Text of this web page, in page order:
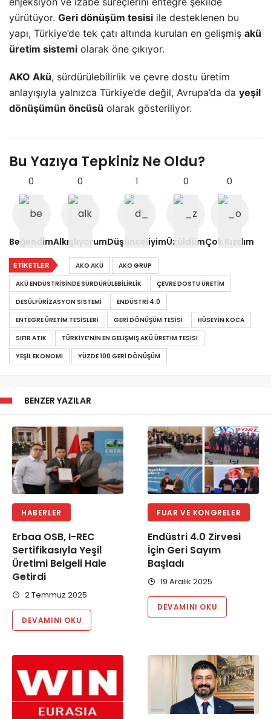
yürütüyor. Geri dönüşüm tesisi ile desteklenen bu
yapı, Türkiye’de tek çatı altında kurulan en gelişmiş akü
üretim sistemi olarak öne çıkıyor.
AKO Akü, sürdürülebilirlik ve çevre dostu üretim
anlayışıyla yalnızca Türkiye’de değil, Avrupa’da da yeşil
dönüşümün öncüsü olarak gösteriliyor.
Bu Yazıya Tepkiniz Ne Oldu?
0
Beğendim
0
Alkışlıyorum
1
Düşünceliyim
0
Üzüldüm
0
Çok Kızdım
ETIKETLER AKO AKÜ
AKO GRUP
AKÜ ENDÜSTRISINDE SÜRDÜRÜLEBILIRLIK
ÇEVRE DOSTU ÜRETIM
DESÜLFÜRIZASYON SISTEMI
ENDÜSTRI 4.0
ENTEGRE ÜRETIM TESISLERI
GERI DÖNÜŞÜM TESISI
HÜSEYIN KOCA
SIFIR ATIK
TÜRKIYE’NIN EN GELIŞMIŞ AKÜ ÜRETIM TESISI
YEŞIL EKONOMI
YÜZDE 100 GERI DÖNÜŞÜM
BENZER YAZILAR
HABERLER
Erbaa OSB, I-REC
Sertifikasıyla Yeşil
Üretimi Belgeli Hale
Getirdi
2 Temmuz 2025
DEVAMINI OKU
FUAR VE KONGRELER
Endüstri 4.0 Zirvesi
İçin Geri Sayım
Başladı
19 Aralık 2025
DEVAMINI OKU